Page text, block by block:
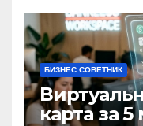
БИЗНЕС СОВЕТНИК
карта за